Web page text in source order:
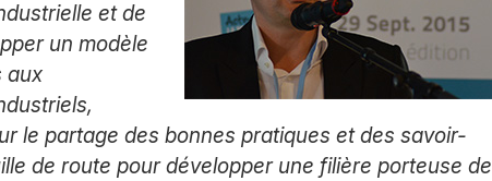
et de
un modèle
aux
le partage des bonnes pratiques et des savoir-
de route pour développer une filière porteuse de